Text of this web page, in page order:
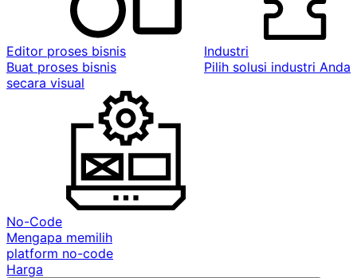
Editor proses bisnis
Buat proses bisnis
secara visual
Industri
Pilih solusi industri Anda
No-Code
Mengapa memilih
platform no-code
Harga